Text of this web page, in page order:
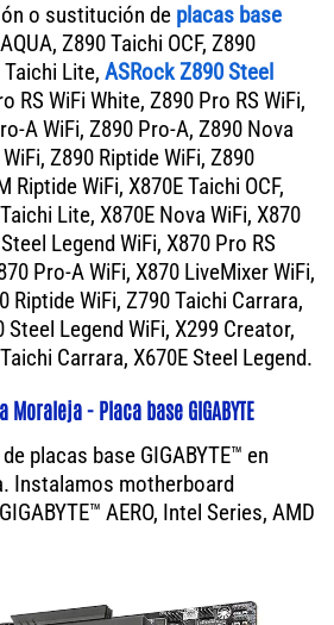
o sustitución de placas base
Z890 Taichi OCF, Z890
Lite, ASRock Z890 Steel
RS WiFi White, Z890 Pro RS WiFi,
A WiFi, Z890 Pro-A, Z890 Nova
Z890 Riptide WiFi, Z890
Riptide WiFi, X870E Taichi OCF,
Lite, X870E Nova WiFi, X870
Legend WiFi, X870 Pro RS
Pro-A WiFi, X870 LiveMixer WiFi,
Riptide WiFi, Z790 Taichi Carrara,
Legend WiFi, X299 Creator,
Carrara, X670E Steel Legend.
- Placa base GIGABYTE
placas base GIGABYTE™ en
Instalamos motherboard
AERO, Intel Series, AMD